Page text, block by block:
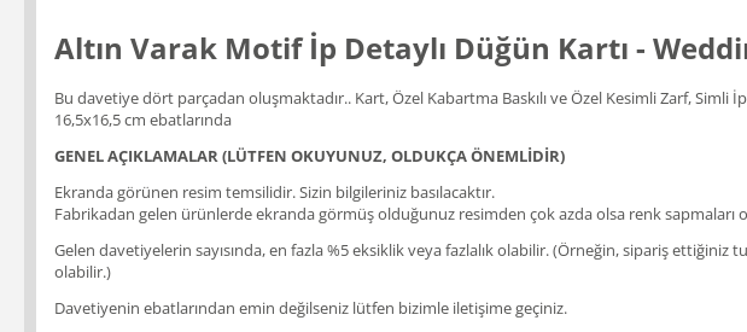
Altın Varak Motif İp Detaylı Düğün Kartı -
Bu davetiye dört parçadan oluşmaktadır.. Kart, Özel Kabartma Baskılı ve Özel Kesimli Zarf, Simli
16,5x16,5 cm ebatlarında
GENEL AÇIKLAMALAR (LÜTFEN OKUYUNUZ, OLDUKÇA ÖNEMLİDİR)
Ekranda görünen resim temsilidir. Sizin bilgileriniz basılacaktır.
Fabrikadan gelen ürünlerde ekranda görmüş olduğunuz resimden çok azda olsa renk sapmaları
Gelen davetiyelerin sayısında, en fazla %5 eksiklik veya fazlalık olabilir. (Örneğin, sipariş
olabilir.)
Davetiyenin ebatlarından emin değilseniz lütfen bizimle iletişime geçiniz.